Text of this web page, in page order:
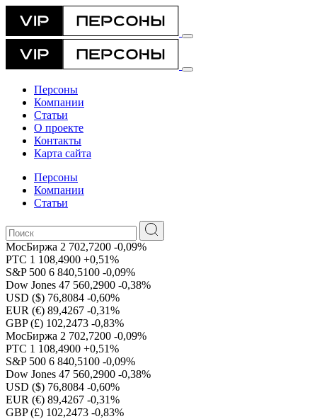
Персоны
Компании
Статьи
О проекте
Контакты
Карта сайта
Персоны
Компании
Статьи
МосБиржа 2 702,7200 -0,09%
РТС 1 108,4900 +0,51%
S&P 500 6 840,5100 -0,09%
Dow Jones 47 560,2900 -0,38%
USD ($) 76,8084 -0,60%
EUR (€) 89,4267 -0,31%
GBP (£) 102,2473 -0,83%
МосБиржа 2 702,7200 -0,09%
РТС 1 108,4900 +0,51%
S&P 500 6 840,5100 -0,09%
Dow Jones 47 560,2900 -0,38%
USD ($) 76,8084 -0,60%
EUR (€) 89,4267 -0,31%
GBP (£) 102,2473 -0,83%